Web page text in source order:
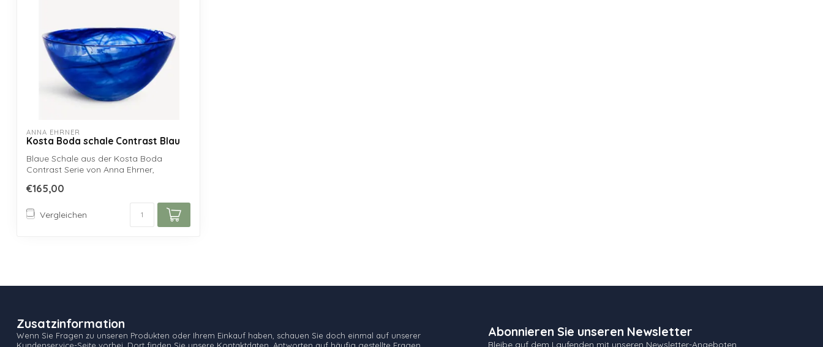
ANNA EHRNER
Kosta Boda schale Contrast Blau
Blaue Schale aus der Kosta Boda
Contrast Serie von Anna Ehrner,
€165,00
Vergleichen
Zusatzinformation
Wenn Sie Fragen zu unseren Produkten oder Ihrem Einkauf haben, schauen Sie doch einmal auf unserer
Abonnieren Sie unseren Newsletter
Bleibe auf dem Laufenden mit unseren Newsletter-Angeboten